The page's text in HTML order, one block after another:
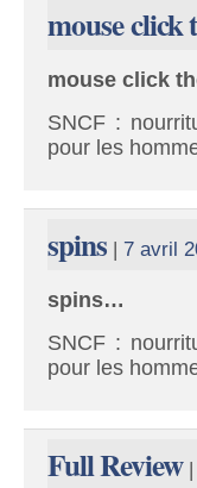
mouse click
mouse click
SNCF :
pour les
spins |7 avril
spins…
SNCF :
pour les
Full Review|